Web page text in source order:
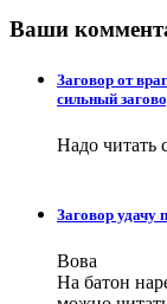
Ваши
Заговор от
сильный
Надо читать
Заговор удачу
Вова
На батон